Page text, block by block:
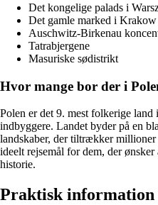
Det kongelige palads i
Det gamle marked i
Auschwitz-Birkenau
Tatrabjergene
Masuriske sødistrikt
Hvor mange bor der i
Polen er det 9. mest folkerige
indbyggere. Landet byder på en
landskaber, der tiltrækker millioner
ideelt rejsemål for dem, der
historie.
Praktisk information